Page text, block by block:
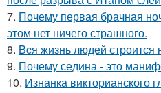
7. Почему первая брачная
этом нет ничего страшного.
8. Bcя жизнь людей строится
9. Почему седина - это
10. Изнанка викторианского